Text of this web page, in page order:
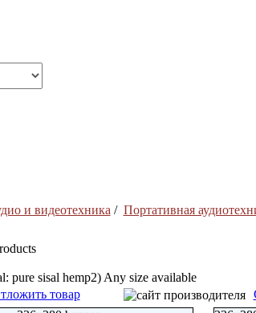
и видеотехника / Портативная
pure sisal hemp2) Any size available
товар